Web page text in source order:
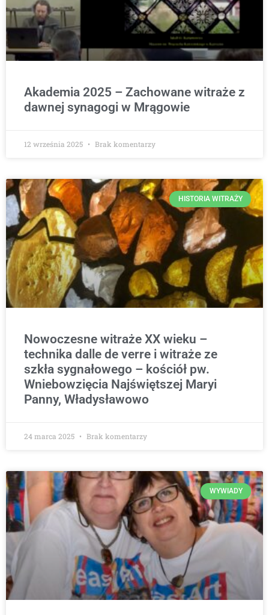
Akademia 2025 – Zachowane witraże z
dawnej synagogi w Mrągowie
12 września 2025 Brak komentarzy
HISTORIA WITRAŻY
Nowoczesne witraże XX wieku –
technika dalle de verre i witraże ze
szkła sygnałowego – kościół pw.
Wniebowzięcia Najświętszej Maryi
Panny, Władysławowo
24 marca 2025 Brak komentarzy
WYWIADY